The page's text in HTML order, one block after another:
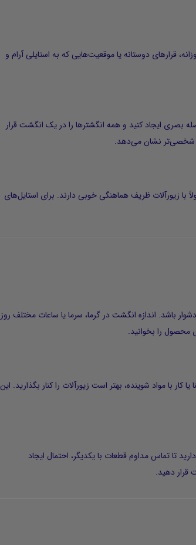
قرارهای دوستانه یا موقعیت‌هایی که به استایلی آرام و
بصری ایجاد کنید و همه انگشترها را در یک انگشت قرار
و شخصی‌تر نشان می‌دهد.
با زیورآلات ظریف هماهنگی خوبی دارند. برای استایل‌های
باشد. اندازه انگشت در گرما، سرما یا ساعات مختلف روز
محصول را بخوانید.
با مواد شوینده، بهتر است زیورآلات را کنار بگذارید. این
تا تماس مداوم قطعات با یکدیگر، احتمال ایجاد
قرار دهید.